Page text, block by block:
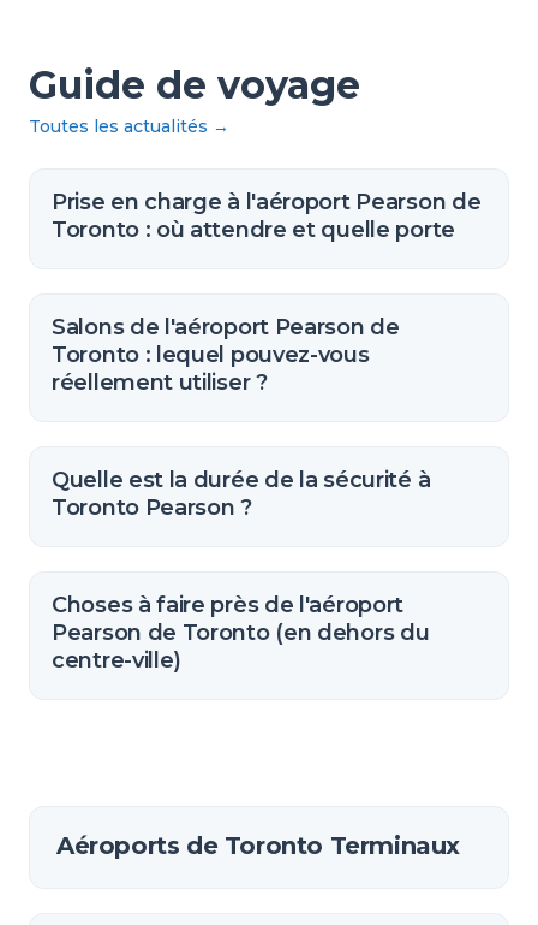
Guide de voyage
Toutes les actualités →
Prise en charge à l'aéroport Pearson de
Toronto : où attendre et quelle porte
Salons de l'aéroport Pearson de
Toronto : lequel pouvez-vous
réellement utiliser ?
Quelle est la durée de la sécurité à
Toronto Pearson ?
Choses à faire près de l'aéroport
Pearson de Toronto (en dehors du
centre-ville)
Aéroports de Toronto Terminaux